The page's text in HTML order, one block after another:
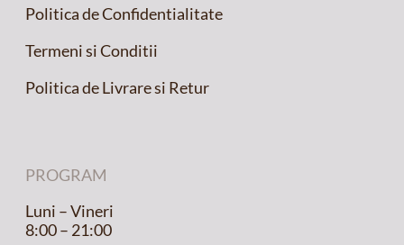
Politica de Confidentialitate
Termeni si Conditii
Politica de Livrare si Retur
PROGRAM
Luni – Vineri
8:00 – 21:00